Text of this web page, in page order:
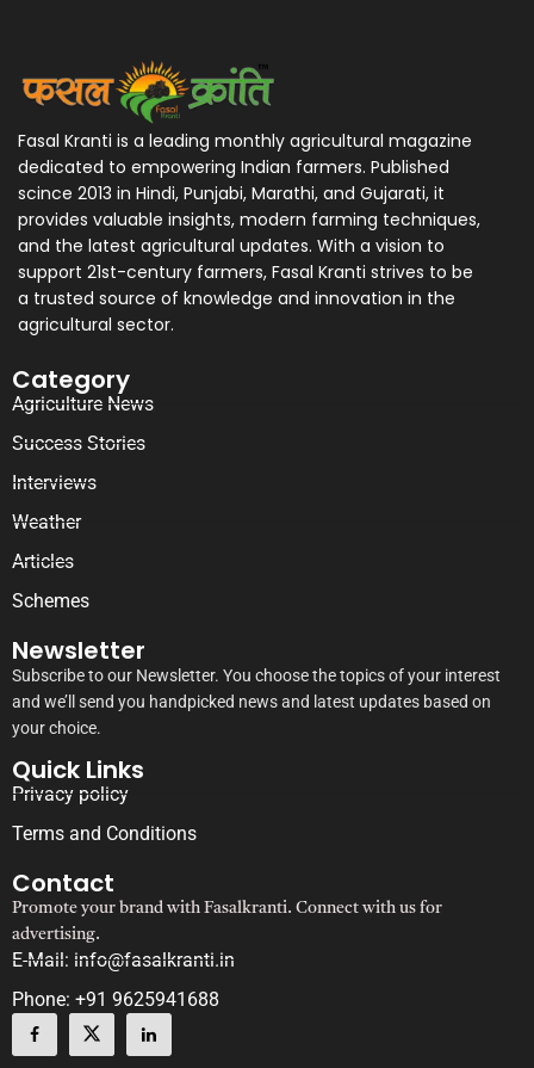
Fasal Kranti is a leading monthly agricultural magazine
dedicated to empowering Indian farmers. Published
scince 2013 in Hindi, Punjabi, Marathi, and Gujarati, it
provides valuable insights, modern farming techniques,
and the latest agricultural updates. With a vision to
support 21st-century farmers, Fasal Kranti strives to be
a trusted source of knowledge and innovation in the
agricultural sector.
Category
Agriculture News
Success Stories
Interviews
Weather
Articles
Schemes
Newsletter
Subscribe to our Newsletter. You choose the topics of your interest
and we’ll send you handpicked news and latest updates based on
your choice.
Quick Links
Privacy policy
Terms and Conditions
Contact
Promote your brand with Fasalkranti. Connect with us for
advertising.
E-Mail: info@fasalkranti.in
Phone: +91 9625941688